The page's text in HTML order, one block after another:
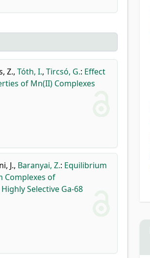
Z., Tóth, I., Tircsó, G.: Effect
of Mn(II) Complexes
J., Baranyai, Z.: Equilibrium
Complexes of
Selective Ga-68